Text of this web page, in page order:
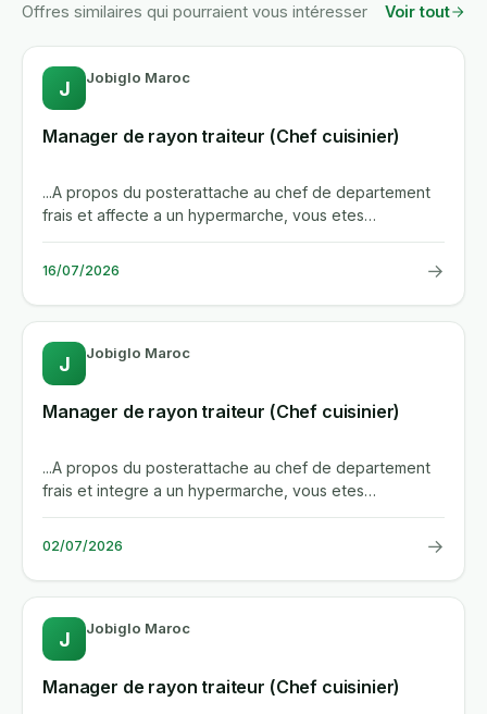
Offres similaires qui pourraient vous intéresser Voir tout
J Jobiglo Maroc
Manager de rayon traiteur (Chef cuisinier)
...A propos du posterattache au chef de departement
frais et affecte a un hypermarche, vous etes
responsable du...
16/07/2026 →
J Jobiglo Maroc
Manager de rayon traiteur (Chef cuisinier)
...A propos du posterattache au chef de departement
frais et integre a un hypermarche, vous etes
responsable du...
02/07/2026 →
J Jobiglo Maroc
Manager de rayon traiteur (Chef cuisinier)